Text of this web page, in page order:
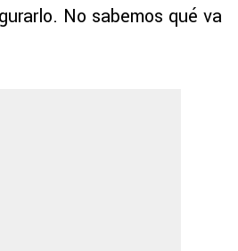
No sabemos qué va